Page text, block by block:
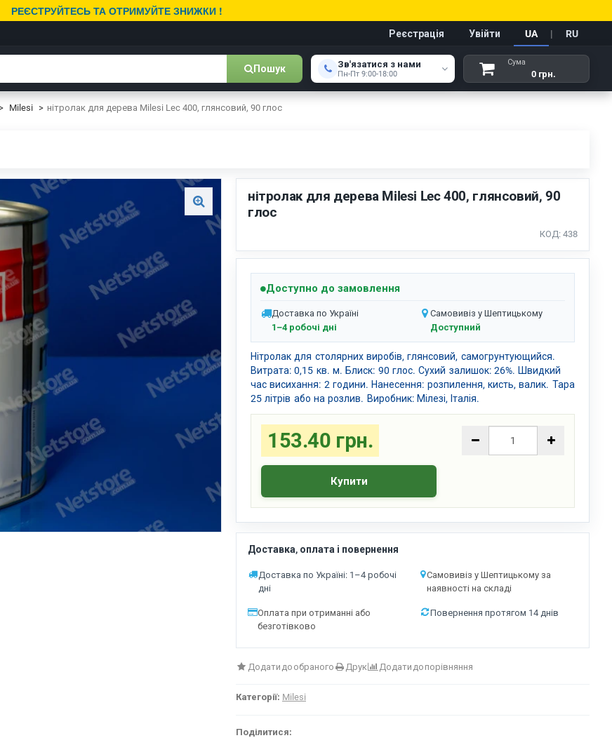
РЕЄСТРУЙТЕСЬ ТА ОТРИМУЙТЕ ЗНИЖКИ !
Реєстрація Увійти UA | RU
Пошук Зв'язатися з нами
Пн-Пт 9:00-18:00
Сума
0 грн.
Milesi нітролак для дерева Milesi Lec 400, глянсовий, 90 глос
нітролак для дерева Milesi Lec 400, глянсовий, 90
глос
КОД: 438
Доступно до замовлення
Доставка по Україні
1–4 робочі дні
Самовивіз у Шептицькому
Доступний
Нітролак для столярних виробів, глянсовий, самогрунтующийся.
Витрата: 0,15 кв. м. Блиск: 90 глос. Сухий залишок: 26%. Швидкий
час висихання: 2 години. Нанесення: розпилення, кисть, валик. Тара
25 літрів або на розлив. Виробник: Мілезі, Італія.
153.40 грн.
Купити
Доставка, оплата і повернення
Доставка по Україні: 1–4 робочі
дні
Самовивіз у Шептицькому за
наявності на складі
Оплата при отриманні або
безготівково
Повернення протягом 14 днів
Додати до обраного Друк Додати до порівняння
Категорії: Milesi
Поділитися: